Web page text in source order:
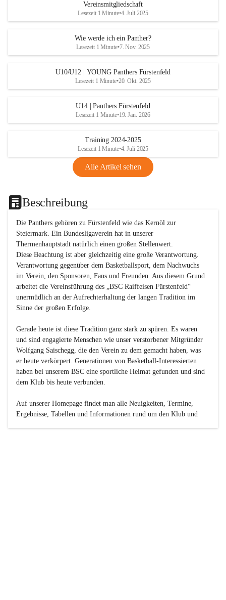
Vereinsmitgliedschaft
Lesezeit 1 Minute•4. Juli 2025
Wie werde ich ein Panther?
Lesezeit 1 Minute•7. Nov. 2025
U10/U12 | YOUNG Panthers Fürstenfeld
Lesezeit 1 Minute•20. Okt. 2025
U14 | Panthers Fürstenfeld
Lesezeit 1 Minute•19. Jan. 2026
Training 2024-2025
Lesezeit 1 Minute•4. Juli 2025
Alle Artikel sehen
Beschreibung
Die Panthers gehören zu Fürstenfeld wie das Kernöl zur
Steiermark. Ein Bundesligaverein hat in unserer
Thermenhauptstadt natürlich einen großen Stellenwert.
Diese Beachtung ist aber gleichzeitig eine große Verantwortung.
Verantwortung gegenüber dem Basketballsport, dem Nachwuchs
im Verein, den Sponsoren, Fans und Freunden. Aus diesem Grund
arbeitet die Vereinsführung des „BSC Raiffeisen Fürstenfeld“
unermüdlich an der Aufrechterhaltung der langen Tradition im
Sinne der großen Erfolge.
Gerade heute ist diese Tradition ganz stark zu spüren. Es waren
und sind engagierte Menschen wie unser verstorbener Mitgründer
Wolfgang Saischegg, die den Verein zu dem gemacht haben, was
er heute verkörpert. Generationen von Basketball-Interessierten
haben bei unserem BSC eine sportliche Heimat gefunden und sind
dem Klub bis heute verbunden.
Auf unserer Homepage findet man alle Neuigkeiten, Termine,
Ergebnisse, Tabellen und Informationen rund um den Klub und